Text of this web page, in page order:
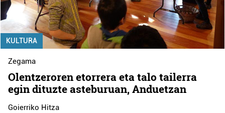
KULTURA
Zegama
Olentzeroren etorrera eta talo tailerra
egin dituzte asteburuan, Anduetzan
Goierriko Hitza